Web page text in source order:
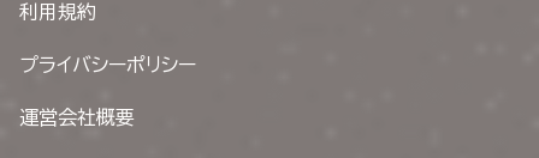
利用規約
プライバシーポリシー
運営会社概要